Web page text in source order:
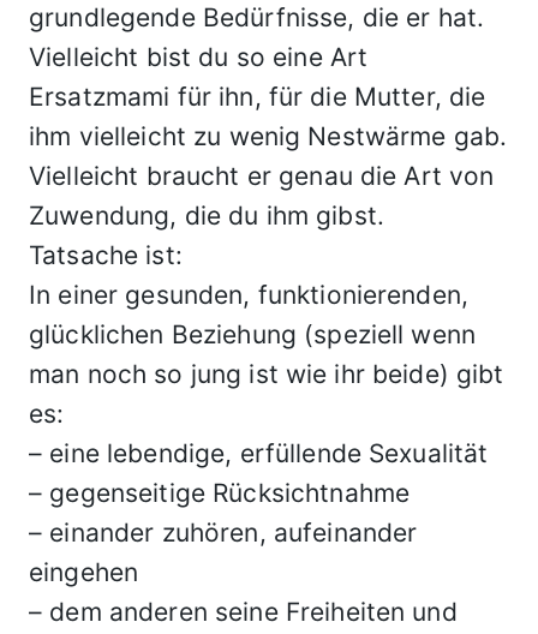
grundlegende Bedürfnisse, die er hat.
Vielleicht bist du so eine Art
Ersatzmami für ihn, für die Mutter, die
ihm vielleicht zu wenig Nestwärme gab.
Vielleicht braucht er genau die Art von
Zuwendung, die du ihm gibst.
Tatsache ist:
In einer gesunden, funktionierenden,
glücklichen Beziehung (speziell wenn
man noch so jung ist wie ihr beide) gibt
es:
– eine lebendige, erfüllende Sexualität
– gegenseitige Rücksichtnahme
– einander zuhören, aufeinander
eingehen
– dem anderen seine Freiheiten und